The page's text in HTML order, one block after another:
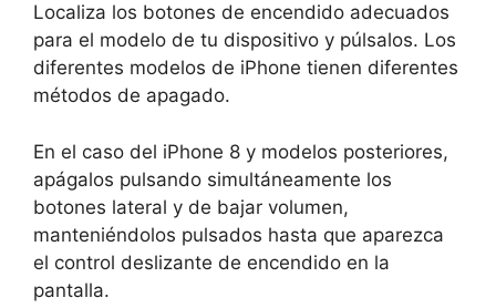
Localiza los botones de encendido adecuados
para el modelo de tu dispositivo y púlsalos. Los
diferentes modelos de iPhone tienen diferentes
métodos de apagado.
En el caso del iPhone 8 y modelos posteriores,
apágalos pulsando simultáneamente los
botones lateral y de bajar volumen,
manteniéndolos pulsados hasta que aparezca
el control deslizante de encendido en la
pantalla.